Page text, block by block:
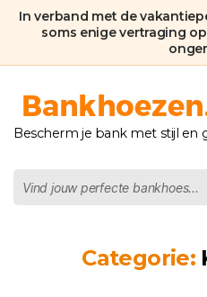
In verband met de
soms enige vertraging
Bankhoezen.nl
Bescherm je bank met stijl en
zoeken
Categorie: